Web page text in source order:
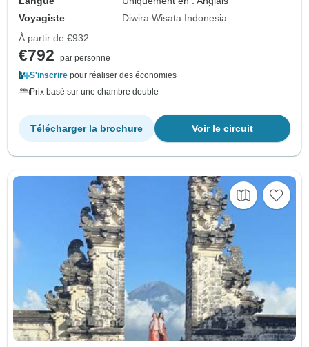
Voyagiste
Diwira Wisata Indonesia
À partir de €932
€792
par personne
S'inscrire pour réaliser des économies
Prix basé sur une chambre double
Voir le circuit
Télécharger la brochure